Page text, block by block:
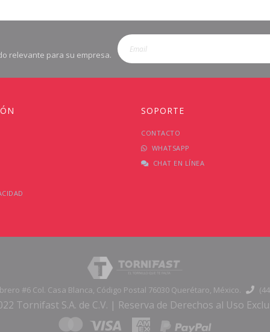
relevante para su empresa.
SOPORTE
CONTACTO
WHATSAPP
CHAT EN LÍNEA
#6 Col. Casa Blanca, Código Postal 76030 Querétaro, México.
Tornifast S.A. de C.V. | Reserva de Derechos al Uso